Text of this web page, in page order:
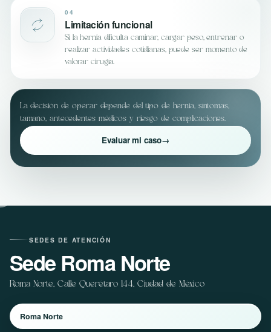
04
Limitación funcional
Si la hernia dificulta caminar, cargar peso, entrenar o
realizar actividades cotidianas, puede ser momento de
valorar cirugía.
La decisión de operar depende del tipo de hernia, síntomas,
tamaño, antecedentes médicos y riesgo de complicaciones.
Evaluar mi caso→
SEDES DE ATENCIÓN
Sede Roma Norte
Roma Norte, Calle Querétaro 144, Ciudad de México
Roma Norte